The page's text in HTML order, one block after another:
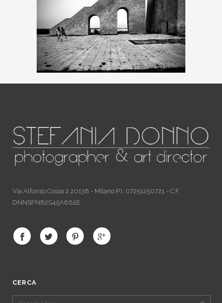
Via Alfonso Cossa 2 20138 - Milano P.I. 07251250721 - C.F.
DNNSFN82S45A662E
CERCA